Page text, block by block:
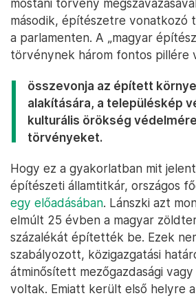
mostani törvény
második, építészetre vonatkozó
a parlamenten. A „magyar
törvénynek három fontos pillére
összevonja az épített
alakítására, a településkép
kulturális örökség
törvényeket.
Hogy ez a gyakorlatban mit
építészeti államtitkár, országos
egy előadásában. Lánszki azt
elmúlt 25 évben a magyar
százalékát építették be. Ezek
szabályozott, közigazgatási
átminősített mezőgazdasági
voltak. Emiatt került első helyre a